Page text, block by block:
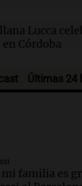
dulces no
la salud,
Lucca
Córdoba
accidente en
un puente
en
tras caer
Últimas 24
mi familia es